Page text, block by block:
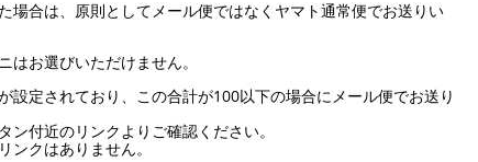
場合は、原則としてメール便ではなくヤマト通常便でお送りい
はお選びいただけません。
設定されており、この合計が100以下の場合にメール便でお送り
付近のリンクよりご確認ください。
クはありません。